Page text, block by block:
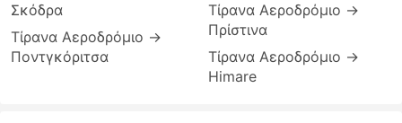
Σκόδρα
Τίρανα Αεροδρόμιο →
Ποντγκόριτσα
Τίρανα Αεροδρόμιο →
Πρίστινα
Τίρανα Αεροδρόμιο →
Himare